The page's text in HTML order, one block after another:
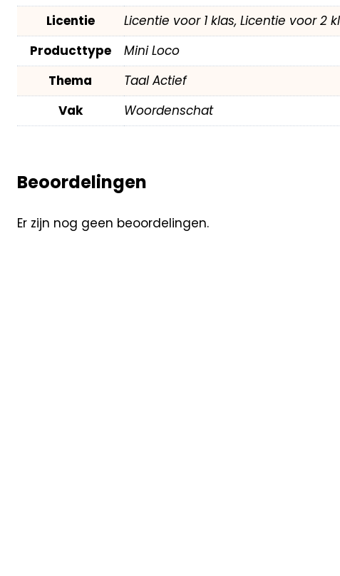
Licentie
Licentie voor 1 klas, Licentie voor 2
Producttype
Mini Loco
Thema
Taal Actief
Vak
Woordenschat
Beoordelingen
Er zijn nog geen beoordelingen.